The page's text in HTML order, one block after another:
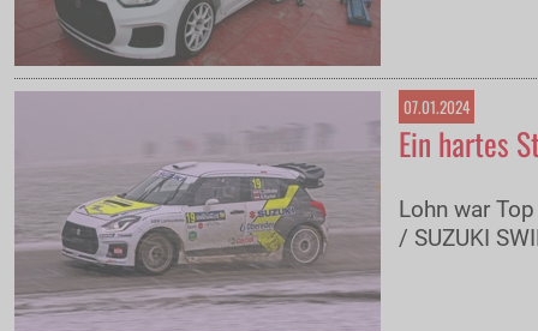
07.01.2024
Ein hartes
Lohn war
/ SUZUKI